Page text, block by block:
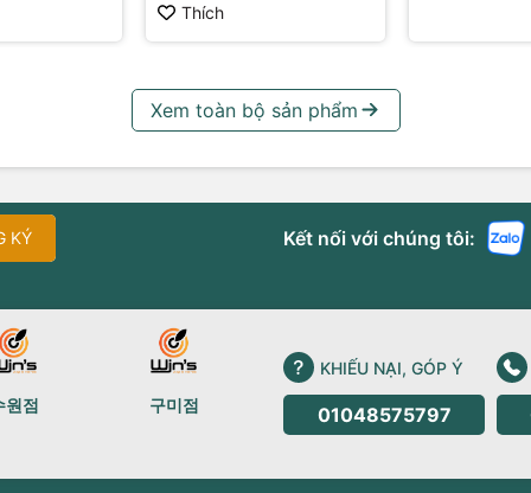
Thích
Xem toàn bộ sản phẩm
KÝ Kết nối với chúng tôi:
원점 구미점
KHIẾU NẠI, GÓP Ý
01048575797